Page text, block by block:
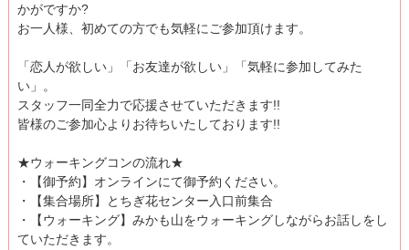
かがですか?
お一人様、初めての方でも気軽にご参加頂けます。
「恋人が欲しい」「お友達が欲しい」「気軽に参加してみた
い」。
スタッフ一同全力で応援させていただきます!!
皆様のご参加心よりお待ちいたしております!!
★ウォーキングコンの流れ★
・【御予約】オンラインにて御予約ください。
・【集合場所】とちぎ花センター入口前集合
・【ウォーキング】みかも山をウォーキングしながらお話しをし
ていただきます。